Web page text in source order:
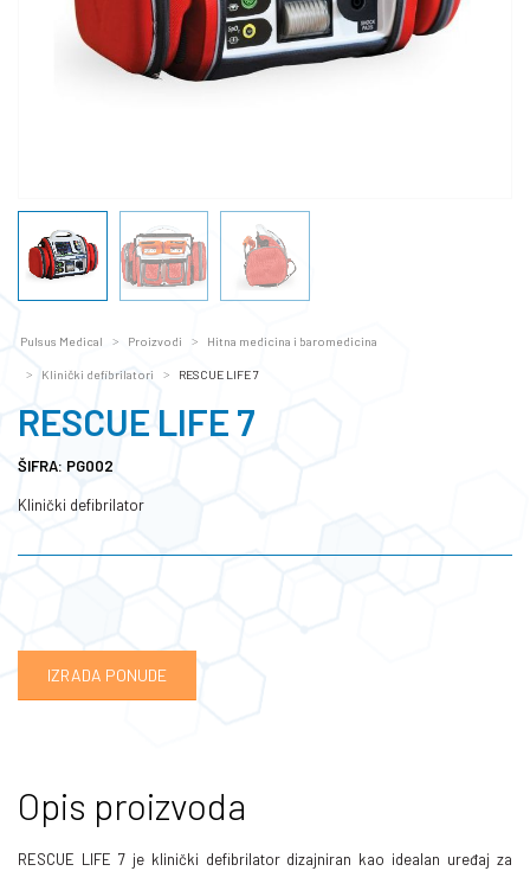
Pulsus Medical Proizvodi Hitna medicina i baromedicina
Klinički defibrilatori RESCUE LIFE 7
RESCUE LIFE 7
ŠIFRA: PG002
Klinički defibrilator
IZRADA PONUDE
Opis proizvoda
RESCUE LIFE 7 je klinički defibrilator dizajniran kao idealan uređaj za